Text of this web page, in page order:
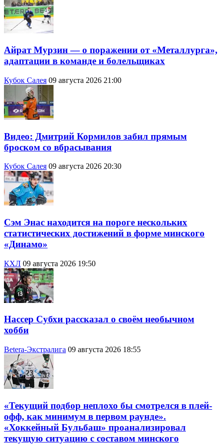
Айрат Мурзин — о поражении от «Металлурга»,
адаптации в команде и болельщиках
Кубок Салея 09 августа 2026 21:00
Видео: Дмитрий Кормилов забил прямым
броском со вбрасывания
Кубок Салея 09 августа 2026 20:30
Сэм Энас находится на пороге нескольких
статистических достижений в форме минского
«Динамо»
КХЛ 09 августа 2026 19:50
Нассер Субхи рассказал о своём необычном
хобби
Betera-Экстралига 09 августа 2026 18:55
«Текущий подбор неплохо бы смотрелся в плей-
офф, как минимум в первом раунде».
«Хоккейный Бульбаш» проанализировал
текущую ситуацию с составом минского